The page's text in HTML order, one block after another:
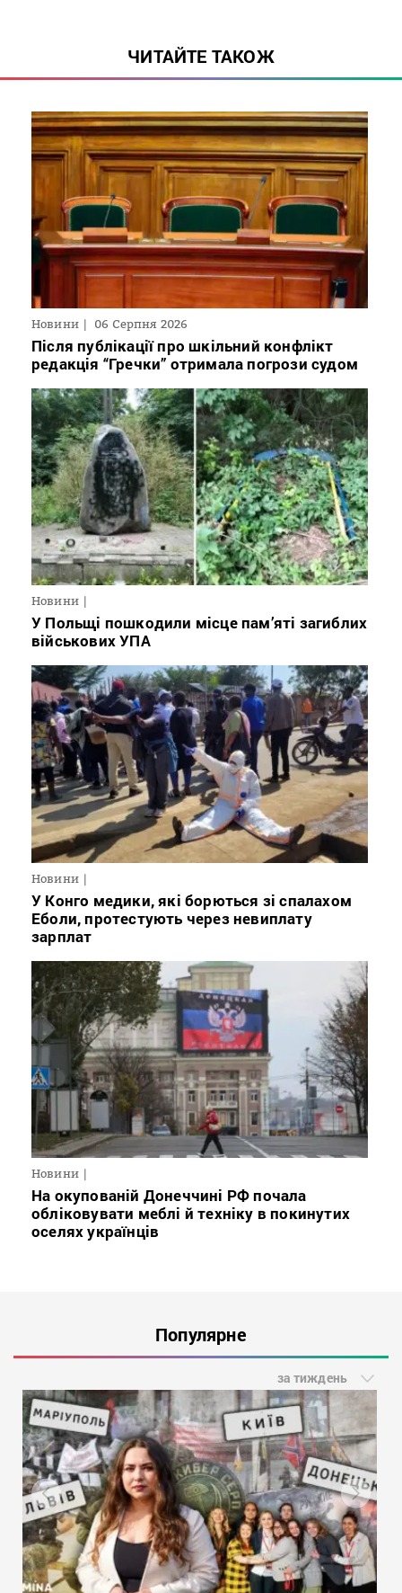
ЧИТАЙТЕ ТАКОЖ
Новини 06 Серпня 2026
Після публікації про шкільний конфлікт
редакція “Гречки” отримала погрози судом
Новини
У Польщі пошкодили місце пам’яті загиблих
військових УПА
Новини
У Конго медики, які борються зі спалахом
Еболи, протестують через невиплату
зарплат
Новини
На окупованій Донеччині РФ почала
обліковувати меблі й техніку в покинутих
оселях українців
Популярне
за тиждень